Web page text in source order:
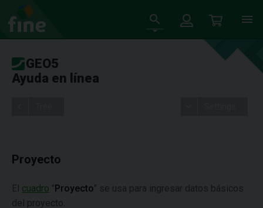
GEO5
Ayuda en línea
Proyecto
El cuadro "Proyecto" se usa para ingresar datos básicos
del proyecto.